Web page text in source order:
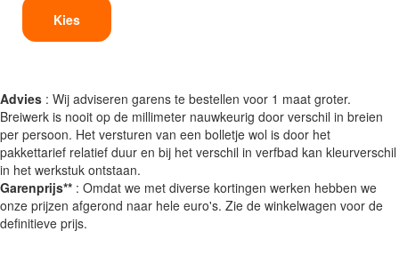
Kies
Advies : Wij adviseren garens te bestellen voor 1 maat groter.
Breiwerk is nooit op de millimeter nauwkeurig door verschil in breien
per persoon. Het versturen van een bolletje wol is door het
pakkettarief relatief duur en bij het verschil in verfbad kan kleurverschil
in het werkstuk ontstaan.
Garenprijs** : Omdat we met diverse kortingen werken hebben we
onze prijzen afgerond naar hele euro's. Zie de winkelwagen voor de
definitieve prijs.